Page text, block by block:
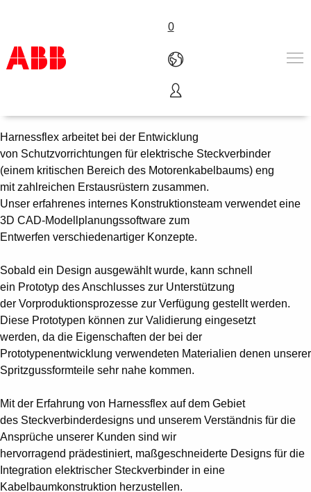
0
Produkte und Leistungen
Branchenlösungen
Service
Über uns
Vertriebspartner finden
Kontakt
Karriere
Harnessflex arbeitet bei der Entwicklung
von Schutzvorrichtungen für elektrische Steckverbinder
(einem kritischen Bereich des Motorenkabelbaums) eng
mit zahlreichen Erstausrüstern zusammen.
Unser erfahrenes internes Konstruktionsteam verwendet eine
3D CAD-Modellplanungssoftware zum
Entwerfen verschiedenartiger Konzepte.
Sobald ein Design ausgewählt wurde, kann schnell
ein Prototyp des Anschlusses zur Unterstützung
der Vorproduktionsprozesse zur Verfügung gestellt werden.
Diese Prototypen können zur Validierung eingesetzt
werden, da die Eigenschaften der bei der
Prototypenentwicklung verwendeten Materialien denen unserer
Spritzgussformteile sehr nahe kommen.
Mit der Erfahrung von Harnessflex auf dem Gebiet
des Steckverbinderdesigns und unserem Verständnis für die
Ansprüche unserer Kunden sind wir
hervorragend prädestiniert, maßgeschneiderte Designs für die
Integration elektrischer Steckverbinder in eine
Kabelbaumkonstruktion herzustellen.